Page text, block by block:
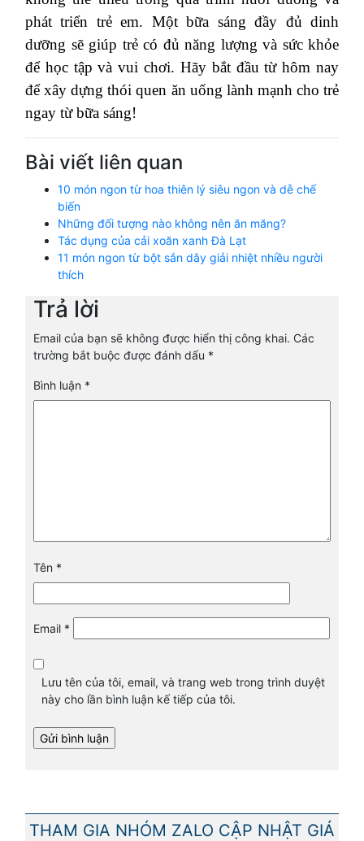
phát triển trẻ em. Một bữa sáng đầy đủ dinh
dưỡng sẽ giúp trẻ có đủ năng lượng và sức khỏe
để học tập và vui chơi. Hãy bắt đầu từ hôm nay
để xây dựng thói quen ăn uống lành mạnh cho trẻ
ngay từ bữa sáng!
Bài viết liên quan
10 món ngon từ hoa thiên lý siêu ngon và dễ chế
biến
Những đối tượng nào không nên ăn măng?
Tác dụng của cải xoăn xanh Đà Lạt
11 món ngon từ bột sắn dây giải nhiệt nhiều người
thích
Trả lời
Email của bạn sẽ không được hiển thị công khai. Các
trường bắt buộc được đánh dấu *
Bình luận *
Tên *
Email *
Lưu tên của tôi, email, và trang web trong trình duyệt
này cho lần bình luận kế tiếp của tôi.
THAM GIA NHÓM ZALO CẬP NHẬT GIÁ